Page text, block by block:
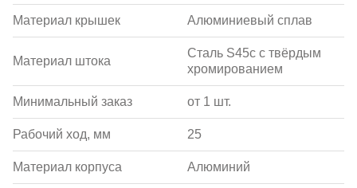
Материал крышек Алюминиевый сплав
Материал штока
Сталь S45c с твёрдым
хромированием
Минимальный заказ от 1 шт.
Рабочий ход, мм 25
Материал корпуса Алюминий